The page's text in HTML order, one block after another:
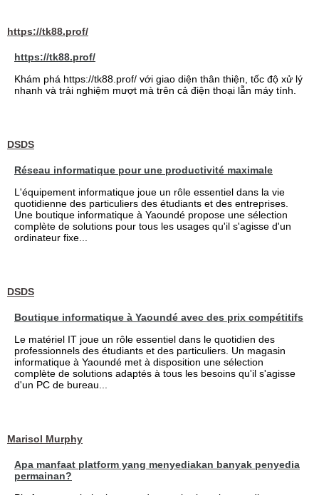
https://tk88.prof/
https://tk88.prof/
Khám phá https://tk88.prof/ với giao diện thân thiện, tốc độ xử lý
nhanh và trải nghiệm mượt mà trên cả điện thoại lẫn máy tính.
DSDS
Réseau informatique pour une productivité maximale
L'équipement informatique joue un rôle essentiel dans la vie
quotidienne des particuliers des étudiants et des entreprises.
Une boutique informatique à Yaoundé propose une sélection
complète de solutions pour tous les usages qu'il s'agisse d'un
ordinateur fixe...
DSDS
Boutique informatique à Yaoundé avec des prix compétitifs
Le matériel IT joue un rôle essentiel dans le quotidien des
professionnels des étudiants et des particuliers. Un magasin
informatique à Yaoundé met à disposition une sélection
complète de solutions adaptés à tous les besoins qu'il s'agisse
d'un PC de bureau...
Marisol Murphy
Apa manfaat platform yang menyediakan banyak penyedia
permainan?